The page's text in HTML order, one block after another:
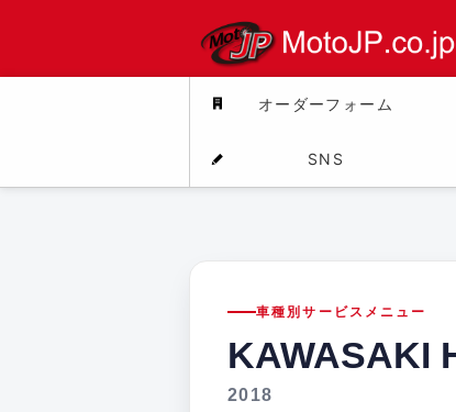
オーダーフォーム
SNS
車種別サービスメニュー
KAWASAKI
2018